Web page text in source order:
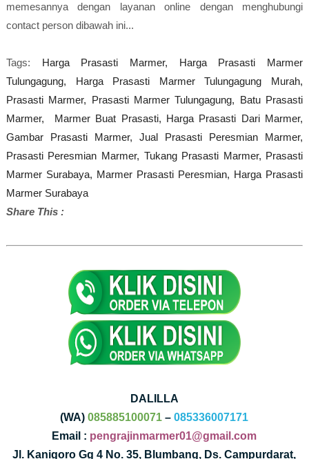
memesannya dengan layanan online dengan menghubungi
contact person dibawah ini...
Tags: Harga Prasasti Marmer,
Harga Prasasti Marmer
Tulungagung,
Harga Prasasti Marmer Tulungagung Murah,
Prasasti Marmer, Prasasti Marmer Tulungagung, Batu Prasasti
Marmer,
Marmer Buat Prasasti, Harga Prasasti Dari Marmer,
Gambar Prasasti Marmer,
Jual Prasasti Peresmian Marmer,
Prasasti Peresmian Marmer, Tukang Prasasti Marmer, Prasasti
Marmer Surabaya, Marmer Prasasti Peresmian, Harga Prasasti
Marmer Surabaya
Share This :
DALILLA
(WA)085885100071 –085336007171
Email : pengrajinmarmer01@gmail.com
Jl. Kanigoro Gg 4 No. 35, Blumbang, Ds. Campurdarat,